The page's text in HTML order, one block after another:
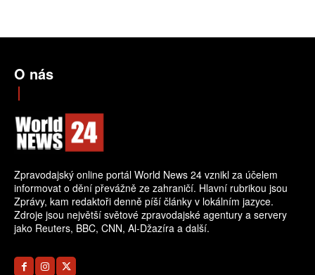
O nás
Zpravodajský online portál World News 24 vznikl za účelem
informovat o dění převážně ze zahraničí. Hlavní rubrikou jsou
Zprávy, kam redaktoři denně píší články v lokálním jazyce.
Zdroje jsou největší světové zpravodajské agentury a servery
jako Reuters, BBC, CNN, Al-Džazíra a další.